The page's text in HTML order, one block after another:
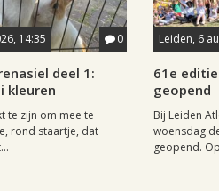
14:35 0
deel 1:
kleuren
te zijn om mee te
rond staartje, dat
Leiden, 6
61e
geopend
Bij Leiden
woensdag
geopend.